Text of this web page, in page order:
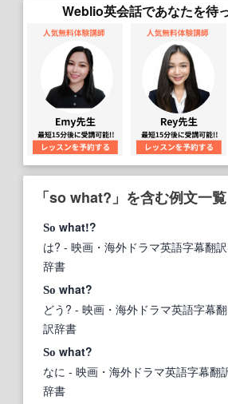
Weblio英会話であなたを待
「so what?」を含む例文一
So what!?
は? - 映画・海外ドラマ英語字幕翻訳
辞書
So what?
どう? - 映画・海外ドラマ英語字幕翻
訳辞書
So what?
なに - 映画・海外ドラマ英語字幕翻
辞書